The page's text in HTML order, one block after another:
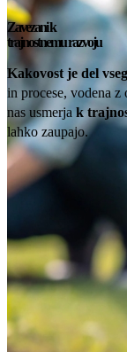
Zavezani k
trajnostnemu razvoju
Kakovost je del
in procese, vodena
nas usmerja k
lahko zaupajo.